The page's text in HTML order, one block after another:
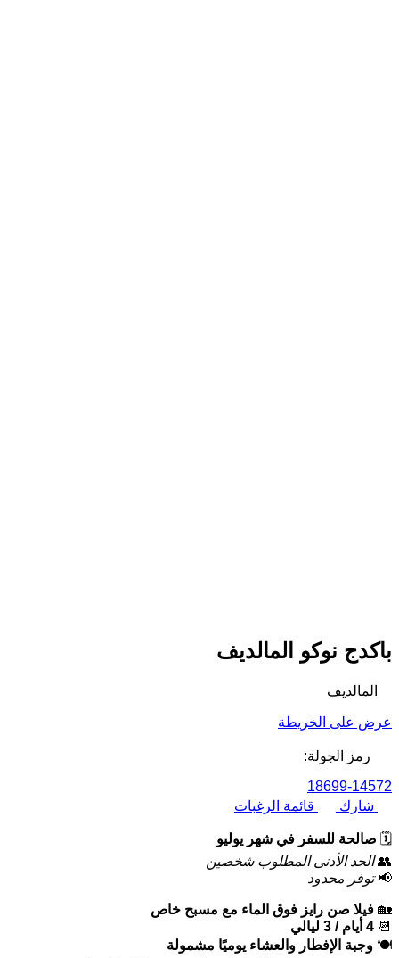
باكدج نوكو المالديف
المالديف
عرض على الخريطة
رمز الجولة:
18699-14572
شارك
قائمة الرغبات
🗓️ صالحة للسفر في شهر يوليو
👥الحد الأدنى المطلوب شخصين
📢توفر محدود
🏡 فيلا صن رايز فوق الماء مع مسبح خاص
📆 4 أيام / 3 ليالي
🍽️ وجبة الإفطار والعشاء يوميًا مشمولة